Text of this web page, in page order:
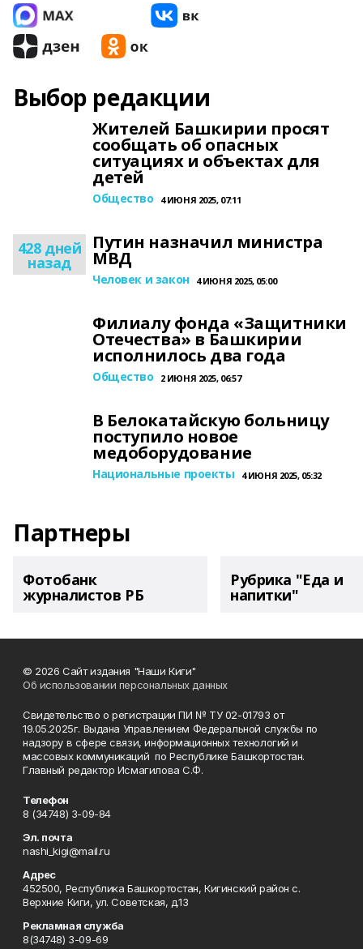
Выбор редакции
Жителей Башкирии просят
сообщать об опасных
ситуациях и объектах для
детей
Общество 4 ИЮНЯ 2025, 07:11
428 дней
назад
Путин назначил министра
МВД
Человек и закон 4 ИЮНЯ 2025, 05:00
Филиалу фонда «Защитники
Отечества» в Башкирии
исполнилось два года
Общество 2 ИЮНЯ 2025, 06:57
В Белокатайскую больницу
поступило новое
медоборудование
Национальные проекты 4 ИЮНЯ 2025, 05:32
Партнеры
Фотобанк
журналистов РБ
Рубрика "Еда и
напитки"
© 2026 Сайт издания "Наши Киги"
Об использовании персональных данных
Свидетельство о регистрации ПИ № ТУ 02-01793 от
19.05.2025г. Выдана Управлением Федеральной службы по
надзору в сфере связи, информационных технологий и
массовых коммуникаций по Республике Башкортостан.
Главный редактор Исмагилова С.Ф.
Телефон
8 (34748) 3-09-84
Эл. почта
nashi_kigi@mail.ru
Адрес
452500, Республика Башкортостан, Кигинский район с.
Верхние Киги, ул. Советская, д.13
Рекламная служба
8(34748) 3-09-69